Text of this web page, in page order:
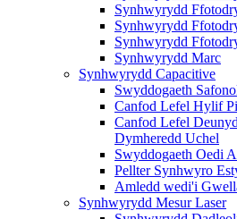
Synhwyrydd
Synhwyrydd
Synhwyrydd
Synhwyrydd Marc
Synhwyrydd Capacitive
Swyddogaeth
Canfod Lefel Hylif
Canfod Lefel
Dymheredd Uchel
Swyddogaeth Oedi
Pellter Synhwyro
Amledd wedi'i
Synhwyrydd Mesur Laser